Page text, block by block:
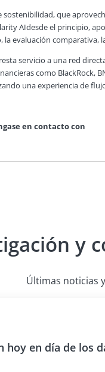
sostenibilidad, que
AIdesde el principio,
evaluación
servicio a una red
como BlackRock,
una experiencia de
en contacto con
y
Últimas noticias
hoy en día de los